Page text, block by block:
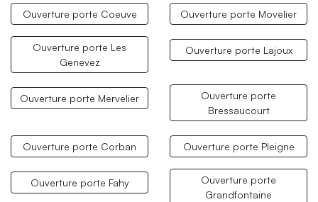
Ouverture porte Coeuve Ouverture porte Movelier
Ouverture porte Les
Genevez
Ouverture porte Lajoux
Ouverture porte Mervelier
Ouverture porte
Bressaucourt
Ouverture porte Corban Ouverture porte Pleigne
Ouverture porte Fahy
Ouverture porte
Grandfontaine